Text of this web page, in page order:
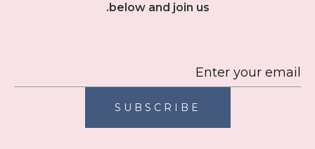
below and join us.
SUBSCRIBE